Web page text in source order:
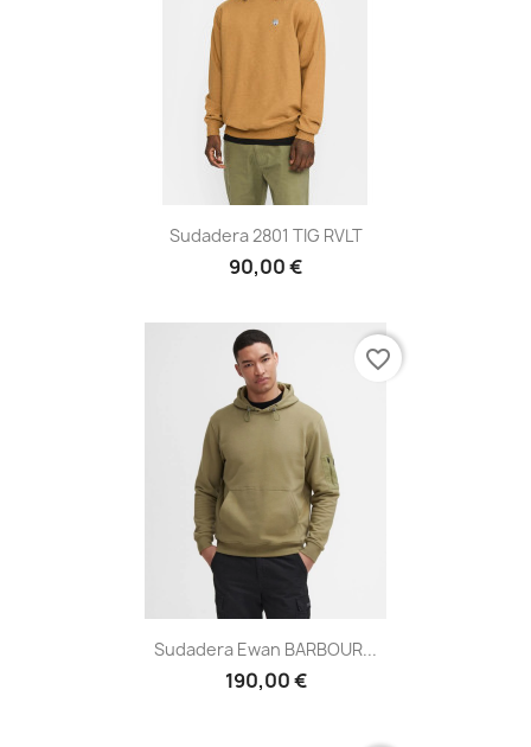
Sudadera 2801 TIG RVLT
90,00 €
Sudadera Ewan BARBOUR...
190,00 €
favorite_border